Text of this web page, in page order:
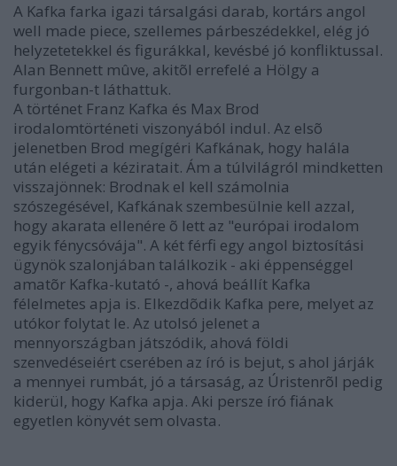
A Kafka farka igazi társalgási darab, kortárs angol
well made piece, szellemes párbeszédekkel, elég jó
helyzetetekkel és figurákkal, kevésbé jó konfliktussal.
Alan Bennett mûve, akitõl errefelé a Hölgy a
furgonban-t láthattuk.
A történet Franz Kafka és Max Brod
irodalomtörténeti viszonyából indul. Az elsõ
jelenetben Brod megígéri Kafkának, hogy halála
után elégeti a kéziratait. Ám a túlvilágról mindketten
visszajönnek: Brodnak el kell számolnia
szószegésével, Kafkának szembesülnie kell azzal,
hogy akarata ellenére õ lett az "európai irodalom
egyik fénycsóvája". A két férfi egy angol biztosítási
ügynök szalonjában találkozik - aki éppenséggel
amatõr Kafka-kutató -, ahová beállít Kafka
félelmetes apja is. Elkezdõdik Kafka pere, melyet az
utókor folytat le. Az utolsó jelenet a
mennyországban játszódik, ahová földi
szenvedéseiért cserében az író is bejut, s ahol járják
a mennyei rumbát, jó a társaság, az Úristenrõl pedig
kiderül, hogy Kafka apja. Aki persze író fiának
egyetlen könyvét sem olvasta.